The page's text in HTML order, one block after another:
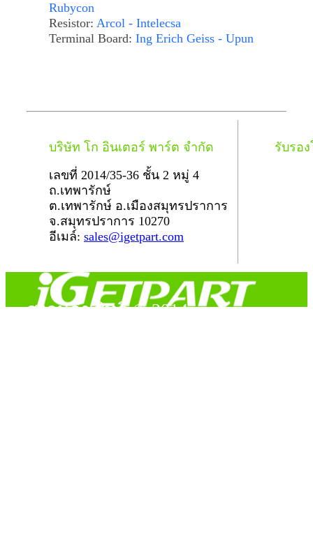
Rubycon
Resistor: Arcol - Intelecsa
Terminal Board: Ing Erich Geiss - Upun
บริษัท โก อินเตอร์ พาร์ต จำกัด
เลขที่ 2014/35-36 ชั้น 2 หมู่ 4
ถ.เทพารักษ์
ต.เทพารักษ์ อ.เมืองสมุทรปราการ
จ.สมุทรปราการ 10270
อีเมล์: sales@igetpart.com
รับรอ
สงวนลิขสิทธิ์ © 2014